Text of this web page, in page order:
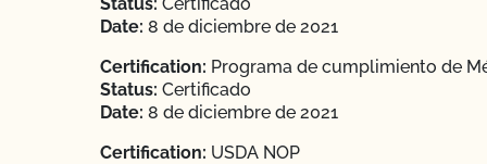
Date: 8 de diciembre de 2021
Certification: Programa de cumplimiento de
Status: Certificado
Date: 8 de diciembre de 2021
Certification: USDA NOP